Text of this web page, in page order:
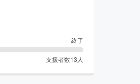
終了
支援者数13 人